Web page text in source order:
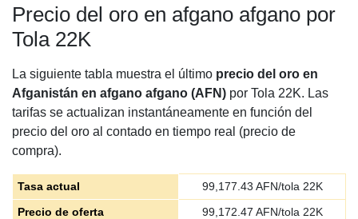
Precio del oro en afgano afgano por
Tola 22K
La siguiente tabla muestra el último precio del oro en
Afganistán en afgano afgano (AFN) por Tola 22K. Las
tarifas se actualizan instantáneamente en función del
precio del oro al contado en tiempo real (precio de
compra).
Tasa actual 99,177.43 AFN/tola 22K
Precio de oferta
99,172.47 AFN/tola 22K